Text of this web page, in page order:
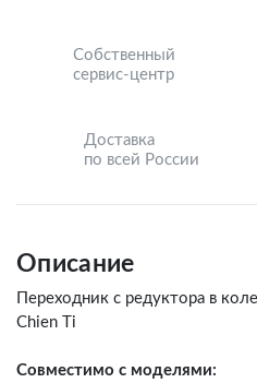
Собственный
сервис-центр
Доставка
по всей России
Описание
Переходник с редуктора в
Chien Ti
Совместимо с моделями: